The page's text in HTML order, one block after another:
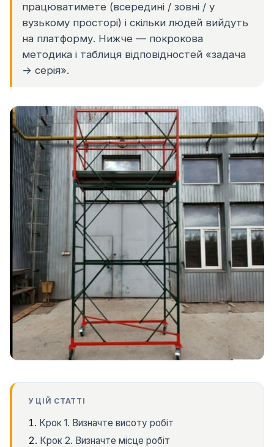
працюватимете (всередині / зовні / у
вузькому просторі) і скільки людей вийдуть
на платформу. Нижче — покрокова
методика і таблиця відповідностей «задача
→ серія».
У ЦІЙ СТАТТІ
Крок 1. Визначте висоту робіт
Крок 2. Визначте місце робіт